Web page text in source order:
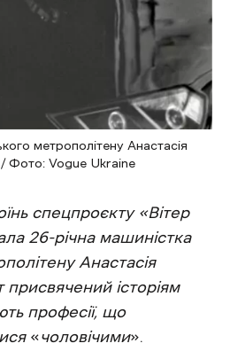
метрополітену Анастасія
Фото: Vogue Ukraine
спецпроєкту «Вітер
26-річна машиністка
Анастасія
присвячений історіям
професії, що
«чоловічими».